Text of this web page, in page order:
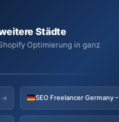
Städte
Optimierung in ganz
→